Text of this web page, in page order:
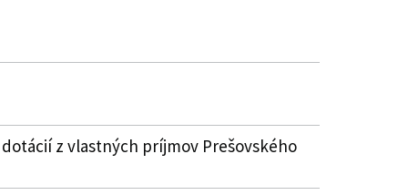
z vlastných príjmov Prešovského